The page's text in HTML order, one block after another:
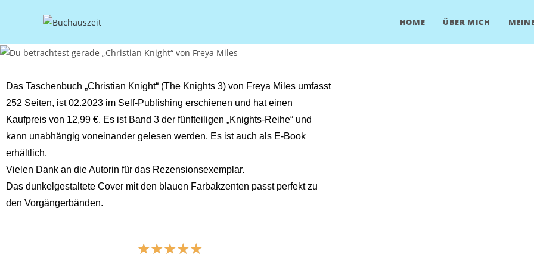
HOME ÜBER MICH
Das Taschenbuch „Christian Knight“ (The Knights 3) von Freya Miles umfasst
252 Seiten, ist 02.2023 im Self-Publishing erschienen und hat einen
Kaufpreis von 12,99 €. Es ist Band 3 der fünfteiligen „Knights-Reihe“ und
kann unabhängig voneinander gelesen werden. Es ist auch als E-Book
erhältlich.
Vielen Dank an die Autorin für das Rezensionsexemplar.
Das dunkelgestaltete Cover mit den blauen Farbakzenten passt perfekt zu
den Vorgängerbänden.
☆☆☆☆☆